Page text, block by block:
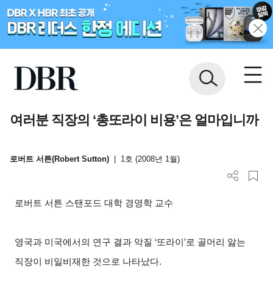
여러분 직장의 ‘총또라이 비용’은 얼마입니까
로버트 서튼(Robert Sutton) 1호 (2008년 1월)
로버트 서튼 스탠포드 대학 경영학 교수
영국과 미국에서의 연구 결과 악질 ‘또라이’로 골머리 앓는
직장이 비일비재한 것으로 나타났다.